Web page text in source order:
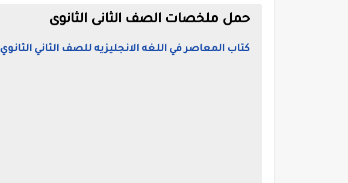
حمل ملخصات الصف الثانى الثانوى
كتاب المعاصر في اللغه الانجليزيه للصف الثاني الثانوي